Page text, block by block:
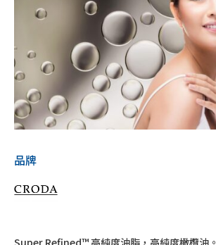
品牌
Super Refined™ 高純度油脂，高純度橄欖油。